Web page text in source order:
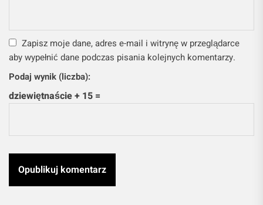
Zapisz moje dane, adres e-mail i witrynę w przeglądarce
aby wypełnić dane podczas pisania kolejnych komentarzy.
Podaj wynik (liczba):
dziewiętnaście + 15 =